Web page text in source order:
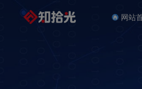
网站